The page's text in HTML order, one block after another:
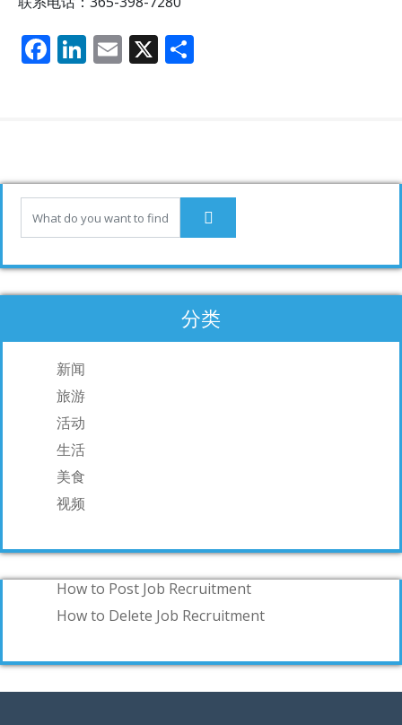
F
o
k
Li
n
E X
分类
新闻
旅游
活动
生活
美食
视频
How to Post Job Recruitment
How to Delete Job Recruitment